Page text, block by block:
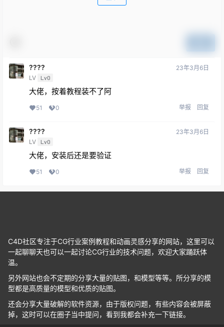
????
LV Lv0
23年3月6日
大佬，按着教程装不了阿
51 0 举报 回复
????
LV Lv0
23年3月6日
大佬，安装后还是要验证
51 0 举报 回复
C4D社区专注于CG行业案例教程和动画灵感分享的网站，这里可以
一起聊聊天也可以一起讨论CG行业的技术问题，欢迎大家踊跃体
温。
另外网站也会不定期的分享大量的贴图，和模型等等。所分享的模
型都是高质量的模型和优质的贴图。
还会分享大量破解的软件资源，由于版权问题，有些内容会被屏蔽
掉，这时可以在圈子当中提问，看到我都会补充一下链接。